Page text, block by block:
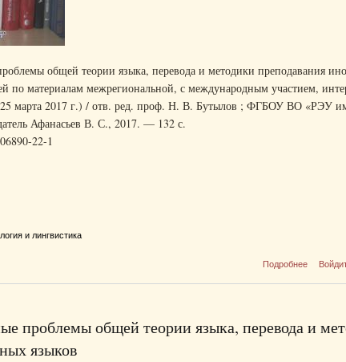
общей теории языка, перевода и методики преподавания
по материалам межрегиональной, с международным участием,
марта 2017 г.) / отв. ред. проф. Н. В. Бутылов ; ФГБОУ ВО «РЭУ
Афанасьев В. С., 2017. — 132 с.
22-1
и лингвистика
Подробнее
о
проблемы общей теории языка, перевода и
языков